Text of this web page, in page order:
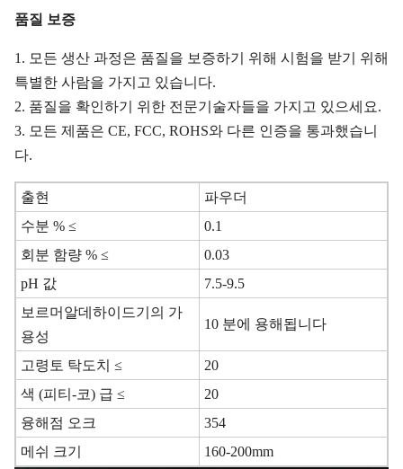
품질 보증
1. 모든 생산 과정은 품질을 보증하기 위해 시험을 받기 위해
특별한 사람을 가지고 있습니다.
2. 품질을 확인하기 위한 전문기술자들을 가지고 있으세요.
3. 모든 제품은 CE, FCC, ROHS와 다른 인증을 통과했습니
다.
출현
파우더
수분 % ≤
0.1
회분 함량 % ≤
0.03
pH 값
7.5-9.5
보르머알데하이드기의 가
용성
10 분에 용해됩니다
고령토 탁도치 ≤
20
색 (피티-코) 급 ≤
20
융해점 오크
354
메쉬 크기
160-200mm